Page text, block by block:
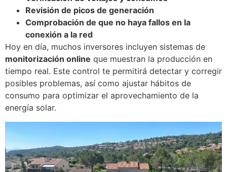
Revisión de picos de generación
Comprobación de que no haya fallos en la
conexión a la red
Hoy en día, muchos inversores incluyen sistemas de
monitorización online que muestran la producción en
tiempo real. Este control te permitirá detectar y corregir
posibles problemas, así como ajustar hábitos de
consumo para optimizar el aprovechamiento de la
energía solar.